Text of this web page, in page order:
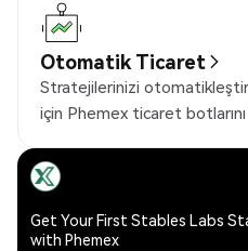
Otomatik Ticaret
Stratejilerinizi
için Phemex ticaret
Get Your First Stables Labs
with Phemex